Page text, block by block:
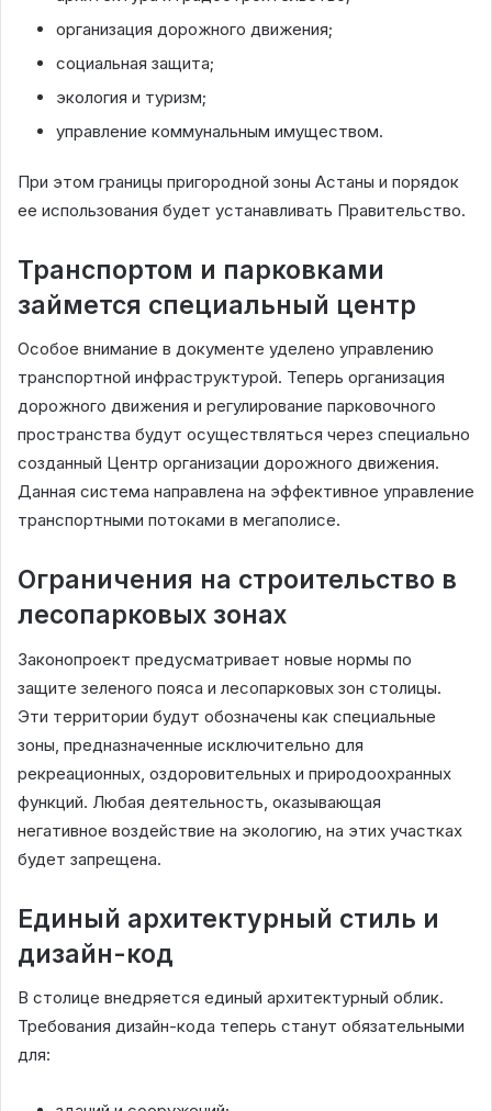
организация дорожного движения;
социальная защита;
экология и туризм;
управление коммунальным имуществом.
При этом границы пригородной зоны Астаны и порядок
ее использования будет устанавливать Правительство.
Транспортом и парковками
займется специальный центр
Особое внимание в документе уделено управлению
транспортной инфраструктурой. Теперь организация
дорожного движения и регулирование парковочного
пространства будут осуществляться через специально
созданный Центр организации дорожного движения.
Данная система направлена на эффективное управление
транспортными потоками в мегаполисе.
Ограничения на строительство в
лесопарковых зонах
Законопроект предусматривает новые нормы по
защите зеленого пояса и лесопарковых зон столицы.
Эти территории будут обозначены как специальные
зоны, предназначенные исключительно для
рекреационных, оздоровительных и природоохранных
функций. Любая деятельность, оказывающая
негативное воздействие на экологию, на этих участках
будет запрещена.
Единый архитектурный стиль и
дизайн-код
В столице внедряется единый архитектурный облик.
Требования дизайн-кода теперь станут обязательными
для: